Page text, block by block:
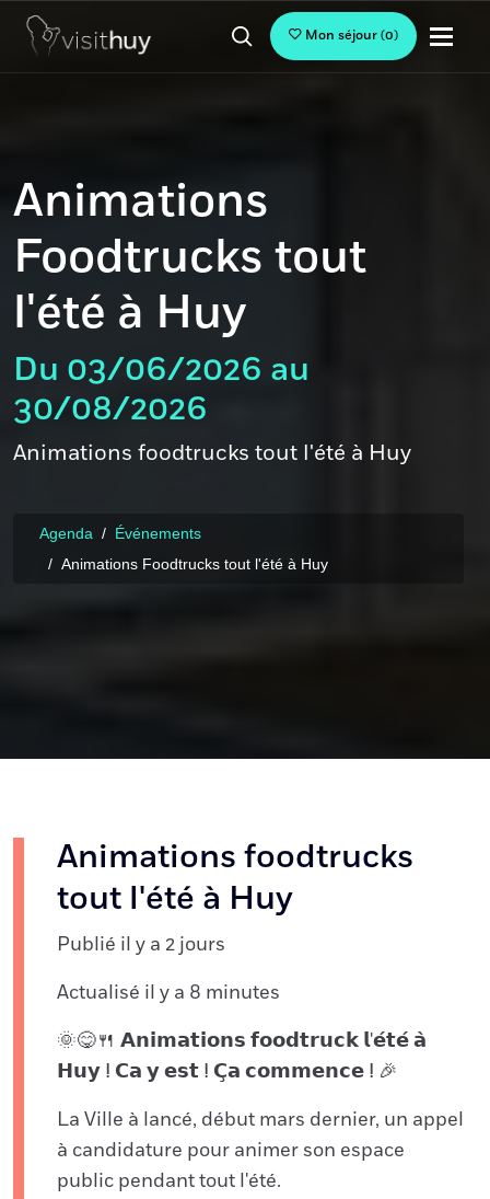
Mon séjour(0)
Animations
Foodtrucks tout
l'été à Huy
Du 03/06/2026 au
30/08/2026
Animations foodtrucks tout l'été à Huy
Agenda
Événements
Animations Foodtrucks tout l'été à Huy
Animations foodtrucks
tout l'été à Huy
Publié il y a 2 jours
Actualisé il y a 8 minutes
🌞😋🍴 𝗔𝗻𝗶𝗺𝗮𝘁𝗶𝗼𝗻𝘀 𝗳𝗼𝗼𝗱𝘁𝗿𝘂𝗰𝗸 𝗹'𝗲́𝘁𝗲́ 𝗮̀
𝗛𝘂𝘆 ⵑ 𝗖𝗮 𝘆 𝗲𝘀𝘁 ⵑ 𝗖̧𝗮 𝗰𝗼𝗺𝗺𝗲𝗻𝗰𝗲 ⵑ 🎉
La Ville à lancé, début mars dernier, un appel
à candidature pour animer son espace
public pendant tout l'été.